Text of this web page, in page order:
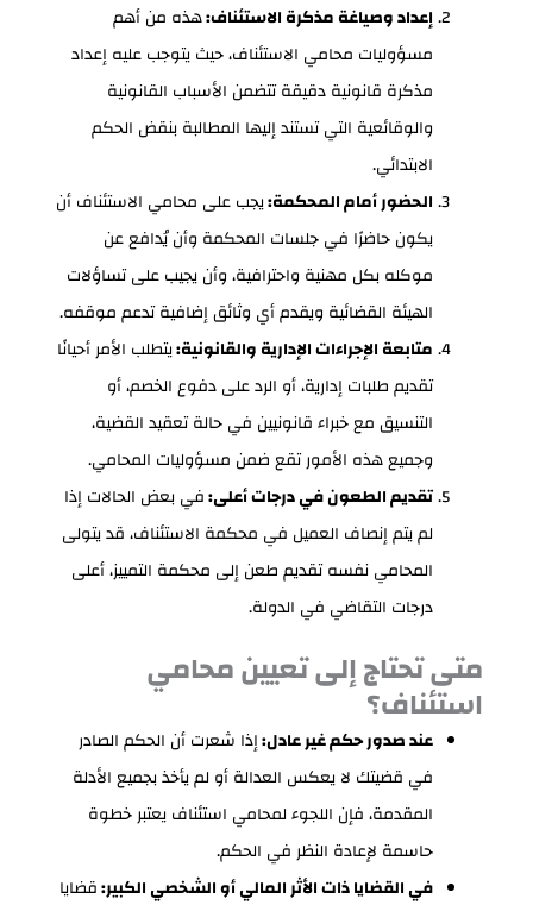
إعداد وصياغة مذكرة الاستئناف:هذه من أهم
مسؤوليات محامي الاستئناف، حيث يتوجب عليه إعداد
مذكرة قانونية دقيقة تتضمن الأسباب القانونية
والوقائعية التي تستند إليها المطالبة بنقض الحكم
الابتدائي.
الحضور أمام المحكمة:يجب على محامي الاستئناف أن
يكون حاضرًا في جلسات المحكمة وأن يُدافع عن
موكله بكل مهنية واحترافية، وأن يجيب على تساؤلات
الهيئة القضائية ويقدم أي وثائق إضافية تدعم موقفه.
متابعة الإجراءات الإدارية والقانونية:يتطلب الأمر أحيانًا
تقديم طلبات إدارية، أو الرد على دفوع الخصم، أو
التنسيق مع خبراء قانونيين في حالة تعقيد القضية،
وجميع هذه الأمور تقع ضمن مسؤوليات المحامي.
تقديم الطعون في درجات أعلى:في بعض الحالات إذا
لم يتم إنصاف العميل في محكمة الاستئناف، قد يتولى
المحامي نفسه تقديم طعن إلى محكمة التمييز، أعلى
درجات التقاضي في الدولة.
متى تحتاج إلى تعيين محامي
استئناف؟
عند صدور حكم غير عادل:إذا شعرت أن الحكم الصادر
في قضيتك لا يعكس العدالة أو لم يأخذ بجميع الأدلة
المقدمة، فإن اللجوء لمحامي استئناف يعتبر خطوة
حاسمة لإعادة النظر في الحكم.
في القضايا ذات الأثر المالي أو الشخصي الكبير:قضايا